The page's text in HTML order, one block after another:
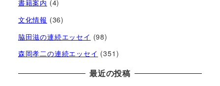
書籍案内 (4)
文化情報 (36)
脇田滋の連続エッセイ (98)
森岡孝二の連続エッセイ (351)
最近の投稿